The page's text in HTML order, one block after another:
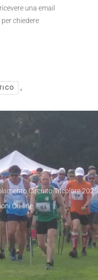
una email
chiedere
,
Circuito Tricolore 2025
On-line